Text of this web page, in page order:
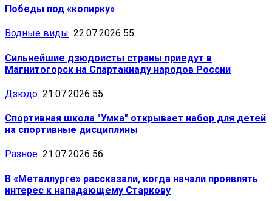
Победы под «копирку»
Водные виды 22.07.2026 55
Сильнейшие дзюдоисты страны приедут в
Магнитогорск на Спартакиаду народов России
Дзюдо 21.07.2026 55
Спортивная школа "Умка" открывает набор для детей
на спортивные дисциплины
Разное 21.07.2026 56
В «Металлурге» рассказали, когда начали проявлять
интерес к нападающему Старкову